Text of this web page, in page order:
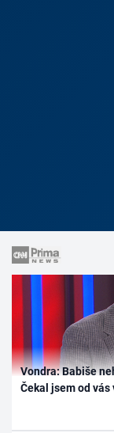
Vondra: Babiše
Čekal jsem od vás